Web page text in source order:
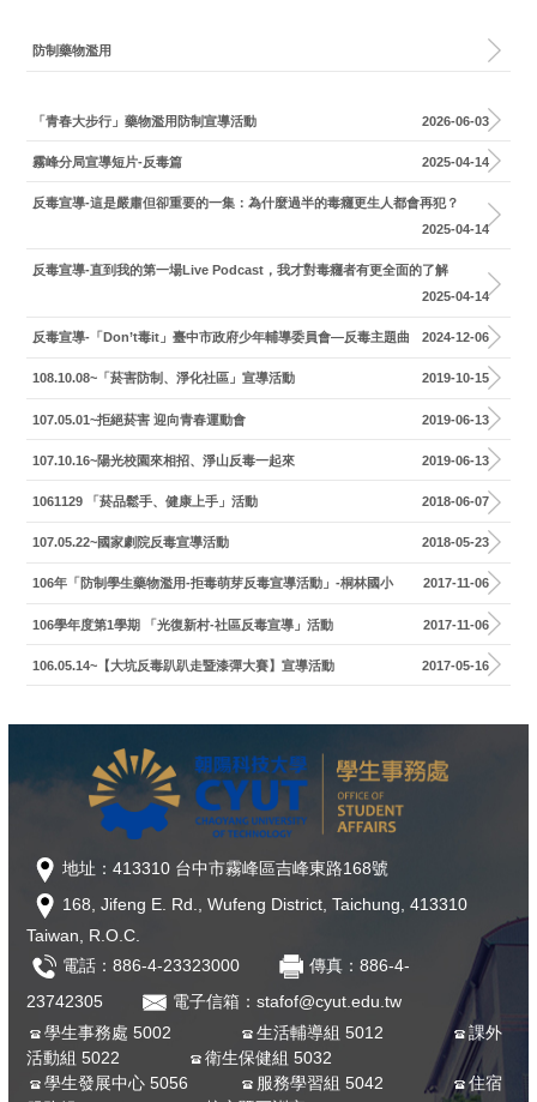
防制藥物濫用
「青春大步行」藥物濫用防制宣導活動 2026-06-03
霧峰分局宣導短片-反毒篇 2025-04-14
反毒宣導-這是嚴肅但卻重要的一集：為什麼過半的毒癮更生人都會再犯？
2025-04-14
反毒宣導-直到我的第一場Live Podcast，我才對毒癮者有更全面的了解
2025-04-14
反毒宣導-「Don’t毒it」臺中市政府少年輔導委員會—反毒主題曲 2024-12-06
108.10.08~「菸害防制、淨化社區」宣導活動 2019-10-15
107.05.01~拒絕菸害 迎向青春運動會 2019-06-13
107.10.16~陽光校園來相招、淨山反毒一起來 2019-06-13
1061129 「菸品鬆手、健康上手」活動 2018-06-07
107.05.22~國家劇院反毒宣導活動 2018-05-23
106年「防制學生藥物濫用-拒毒萌芽反毒宣導活動」-桐林國小 2017-11-06
106學年度第1學期 「光復新村-社區反毒宣導」活動 2017-11-06
106.05.14~【大坑反毒趴趴走暨漆彈大賽】宣導活動 2017-05-16
地址：413310 台中市霧峰區吉峰東路168號
168, Jifeng E. Rd., Wufeng District, Taichung, 413310
Taiwan, R.O.C.
電話：886-4-23323000
傳真：886-4-
23742305
電子信箱：stafof@cyut.edu.tw
學生事務處 5002
生活輔導組 5012
課外
活動組 5022
衛生保健組 5032
學生發展中心 5056
服務學習組 5042
住宿